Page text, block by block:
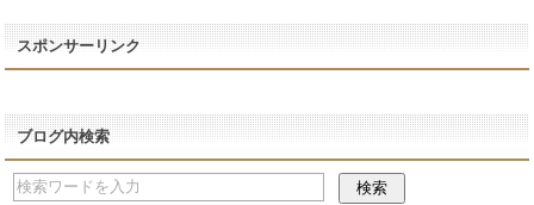
スポンサーリンク
ブログ内検索